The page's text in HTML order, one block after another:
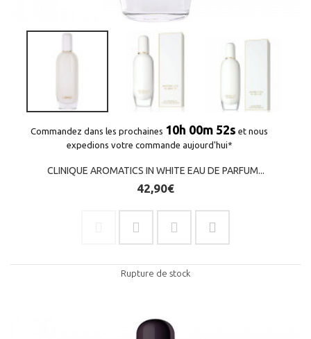
Commandez dans les prochaines 10h 00m 51s et nous
expedions votre commande aujourd'hui*
CLINIQUE AROMATICS IN WHITE EAU DE PARFUM...
42,90€
Rupture de stock